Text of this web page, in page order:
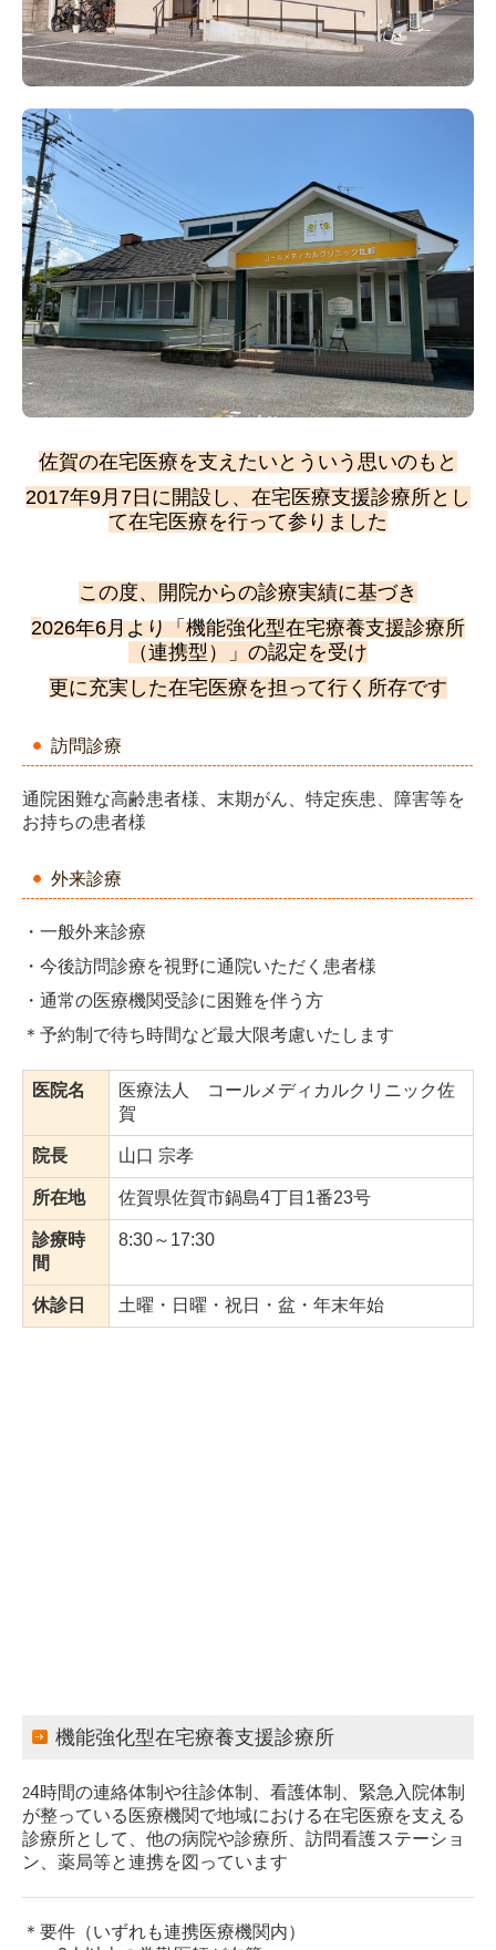
佐賀の在宅医療を支えたいとういう思いのもと
2017年9月7日に開設し、在宅医療支援診療所とし
て在宅医療を行って参りました
この度、開院からの診療実績に基づき
2026年6月より「機能強化型在宅療養支援診療所
（連携型）」の認定を受け
更に充実した在宅医療を担って行く所存です
訪問診療
通院困難な高齢患者様、末期がん、特定疾患、障害等を
お持ちの患者様
外来診療
・一般外来診療
・今後訪問診療を視野に通院いただく患者様
・通常の医療機関受診に困難を伴う方
＊予約制で待ち時間など最大限考慮いたします
医院名
医療法人 コールメディカルクリニック佐
賀
院長 山口 宗孝
所在地 佐賀県佐賀市鍋島4丁目1番23号
診療時
間
8:30～17:30
休診日 土曜・日曜・祝日・盆・年末年始
機能強化型在宅療養支援診療所
24時間の連絡体制や往診体制、看護体制、緊急入院体制
が整っている医療機関で地域における在宅医療を支える
診療所として、 他の病院や診療所、訪問看護ステーショ
ン、薬局等と連携を図っています
＊要件（いずれも連携医療機関内）